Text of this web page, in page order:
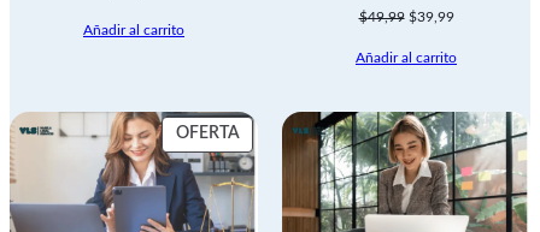
Añadir al carrito
$49,99 El
original
$39,99El
actual
Añadir al carrito
OFERTAPRODUCTO
EN
OFERTA